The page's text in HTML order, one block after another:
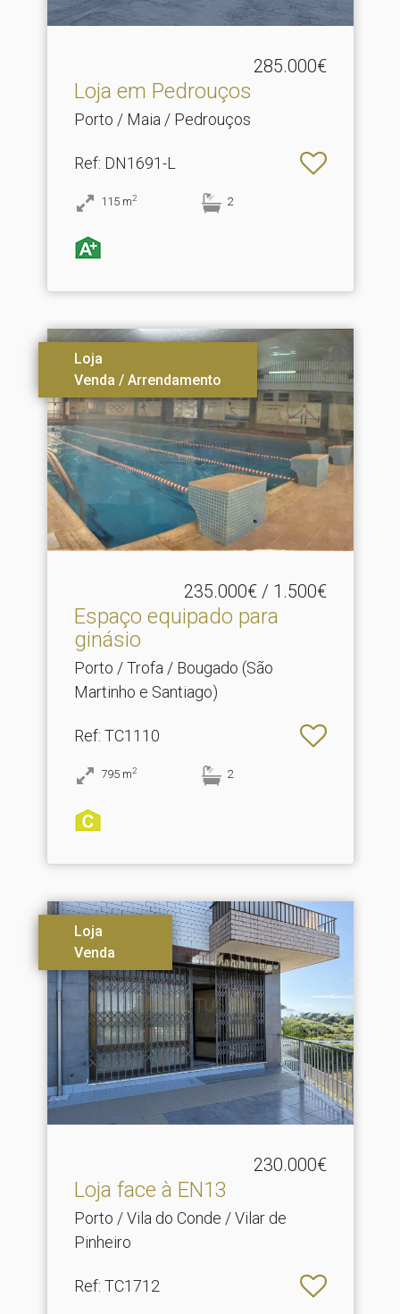
285.000€
Loja em Pedrouços
Porto / Maia / Pedrouços
Ref: DN1691-L
115 m2 2
Loja
Venda / Arrendamento
235.000€ / 1.500€
Espaço equipado para
ginásio
Porto / Trofa / Bougado (São
Martinho e Santiago)
Ref: TC1110
795 m2 2
Loja
Venda
230.000€
Loja face à EN13
Porto / Vila do Conde / Vilar de
Pinheiro
Ref: TC1712